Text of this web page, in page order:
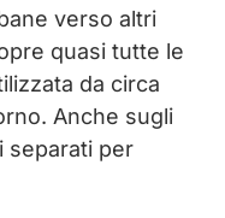
verso altri
quasi tutte le
da circa
Anche sugli
separati per